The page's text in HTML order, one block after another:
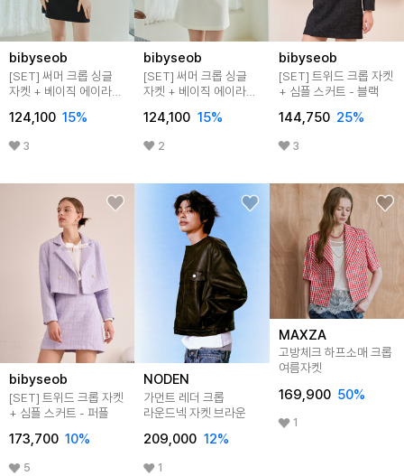
bibyseob
[SET] 써머 크롭 싱글
자켓 + 베이직 에이라인
124,100 15%
3
bibyseob
[SET] 써머 크롭 싱글
자켓 + 베이직 에이라인
124,100 15%
2
bibyseob
[SET] 트위드 크롭 자켓
+ 심플 스커트 - 블랙
144,750 25%
3
bibyseob
[SET] 트위드 크롭 자켓
+ 심플 스커트 - 퍼플
173,700 10%
5
NODEN
가먼트 레더 크롭
라운드넥 자켓 브라운
209,000 12%
1
MAXZA
고방체크 하프소매 크롭
여름자켓
169,900 50%
1